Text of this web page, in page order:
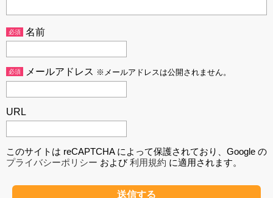
必須 名前
必須 メールアドレス ※メールアドレスは公開されません。
URL
このサイトは reCAPTCHA によって保護されており、Google の
プライバシーポリシー および利用規約 に適用されます。